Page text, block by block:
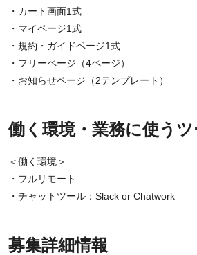
・カート画面1式
・マイページ1式
・規約・ガイドページ1式
・フリーページ（4ページ）
・お知らせページ（2テンプレート）
働く環境・業務に使う
＜働く環境＞
・フルリモート
・チャットツール：Slack or Chatwork
募集詳細情報